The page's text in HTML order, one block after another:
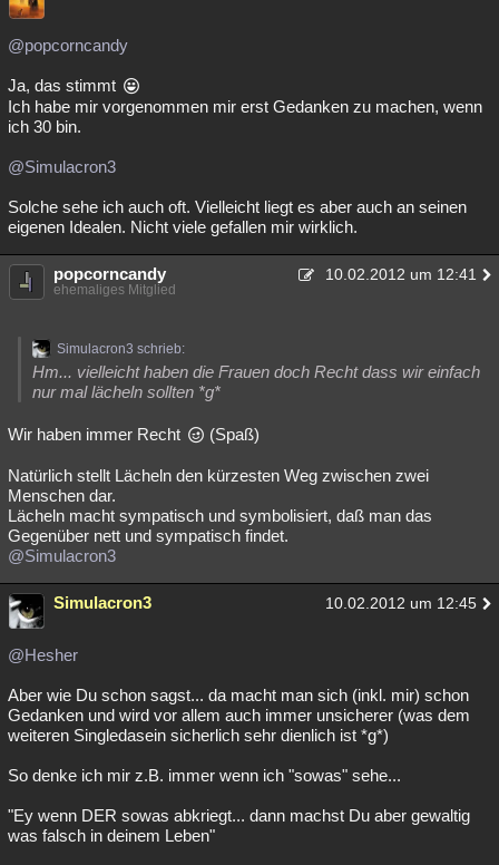
@popcorncandy
Ja, das stimmt
Ich habe mir vorgenommen mir erst Gedanken zu machen, wenn
ich 30 bin.
@Simulacron3
Solche sehe ich auch oft. Vielleicht liegt es aber auch an seinen
eigenen Idealen. Nicht viele gefallen mir wirklich.
popcorncandy 10.02.2012 um 12:41
ehemaliges Mitglied
Simulacron3 schrieb:
Hm... vielleicht haben die Frauen doch Recht dass wir einfach
nur mal lächeln sollten *g*
Wir haben immer Recht (Spaß)
Natürlich stellt Lächeln den kürzesten Weg zwischen zwei
Menschen dar.
Lächeln macht sympatisch und symbolisiert, daß man das
Gegenüber nett und sympatisch findet.
@Simulacron3
Simulacron3 10.02.2012 um 12:45
@Hesher
Aber wie Du schon sagst... da macht man sich (inkl. mir) schon
Gedanken und wird vor allem auch immer unsicherer (was dem
weiteren Singledasein sicherlich sehr dienlich ist *g*)
So denke ich mir z.B. immer wenn ich "sowas" sehe...
"Ey wenn DER sowas abkriegt... dann machst Du aber gewaltig
was falsch in deinem Leben"